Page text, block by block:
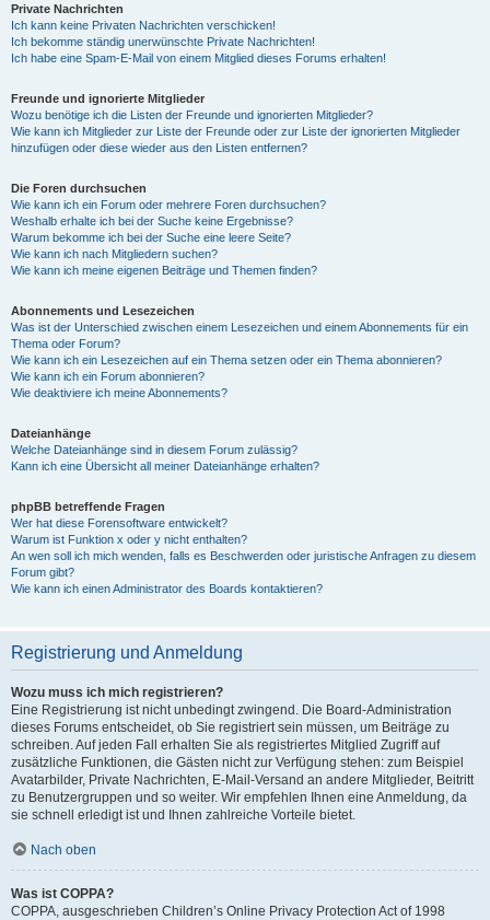
Private Nachrichten
Ich kann keine Privaten Nachrichten verschicken!
Ich bekomme ständig unerwünschte Private Nachrichten!
Ich habe eine Spam-E-Mail von einem Mitglied dieses Forums erhalten!
Freunde und ignorierte Mitglieder
Wozu benötige ich die Listen der Freunde und ignorierten Mitglieder?
Wie kann ich Mitglieder zur Liste der Freunde oder zur Liste der ignorierten Mitglieder
hinzufügen oder diese wieder aus den Listen entfernen?
Die Foren durchsuchen
Wie kann ich ein Forum oder mehrere Foren durchsuchen?
Weshalb erhalte ich bei der Suche keine Ergebnisse?
Warum bekomme ich bei der Suche eine leere Seite?
Wie kann ich nach Mitgliedern suchen?
Wie kann ich meine eigenen Beiträge und Themen finden?
Abonnements und Lesezeichen
Was ist der Unterschied zwischen einem Lesezeichen und einem Abonnements für ein
Thema oder Forum?
Wie kann ich ein Lesezeichen auf ein Thema setzen oder ein Thema abonnieren?
Wie kann ich ein Forum abonnieren?
Wie deaktiviere ich meine Abonnements?
Dateianhänge
Welche Dateianhänge sind in diesem Forum zulässig?
Kann ich eine Übersicht all meiner Dateianhänge erhalten?
phpBB betreffende Fragen
Wer hat diese Forensoftware entwickelt?
Warum ist Funktion x oder y nicht enthalten?
An wen soll ich mich wenden, falls es Beschwerden oder juristische Anfragen zu diesem
Forum gibt?
Wie kann ich einen Administrator des Boards kontaktieren?
Registrierung und Anmeldung
Wozu muss ich mich registrieren?
Eine Registrierung ist nicht unbedingt zwingend. Die Board-Administration
dieses Forums entscheidet, ob Sie registriert sein müssen, um Beiträge zu
schreiben. Auf jeden Fall erhalten Sie als registriertes Mitglied Zugriff auf
zusätzliche Funktionen, die Gästen nicht zur Verfügung stehen: zum Beispiel
Avatarbilder, Private Nachrichten, E-Mail-Versand an andere Mitglieder, Beitritt
zu Benutzergruppen und so weiter. Wir empfehlen Ihnen eine Anmeldung, da
sie schnell erledigt ist und Ihnen zahlreiche Vorteile bietet.
Nach oben
Was ist COPPA?
COPPA, ausgeschrieben Children’s Online Privacy Protection Act of 1998